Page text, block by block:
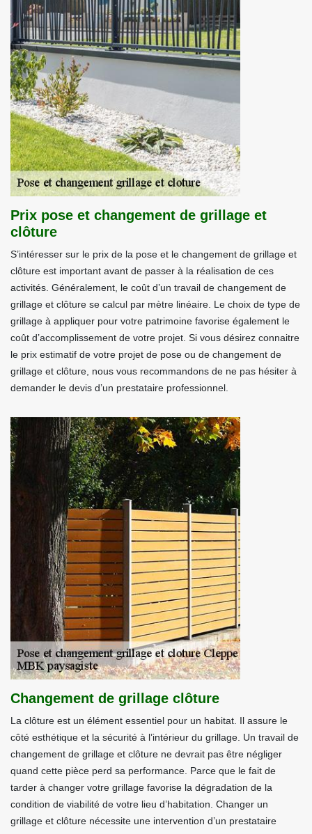
Prix pose et changement de grillage et
clôture
S’intéresser sur le prix de la pose et le changement de grillage et
clôture est important avant de passer à la réalisation de ces
activités. Généralement, le coût d’un travail de changement de
grillage et clôture se calcul par mètre linéaire. Le choix de type de
grillage à appliquer pour votre patrimoine favorise également le
coût d’accomplissement de votre projet. Si vous désirez connaitre
le prix estimatif de votre projet de pose ou de changement de
grillage et clôture, nous vous recommandons de ne pas hésiter à
demander le devis d’un prestataire professionnel.
Changement de grillage clôture
La clôture est un élément essentiel pour un habitat. Il assure le
côté esthétique et la sécurité à l’intérieur du grillage. Un travail de
changement de grillage et clôture ne devrait pas être négliger
quand cette pièce perd sa performance. Parce que le fait de
tarder à changer votre grillage favorise la dégradation de la
condition de viabilité de votre lieu d’habitation. Changer un
grillage et clôture nécessite une intervention d’un prestataire